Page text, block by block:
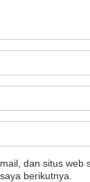
dan situs web
berikutnya.